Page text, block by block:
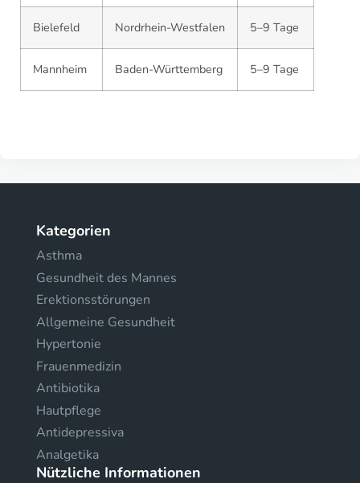
Bielefeld Nordrhein-Westfalen 5–9 Tage
Mannheim Baden-Württemberg 5–9 Tage
Kategorien
Asthma
Gesundheit des Mannes
Erektionsstörungen
Allgemeine Gesundheit
Hypertonie
Frauenmedizin
Antibiotika
Hautpflege
Antidepressiva
Analgetika
Nützliche Informationen